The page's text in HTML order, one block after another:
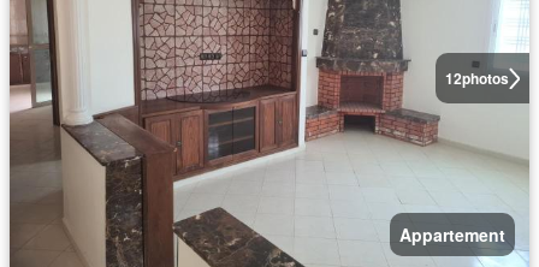
12photos
Appartement